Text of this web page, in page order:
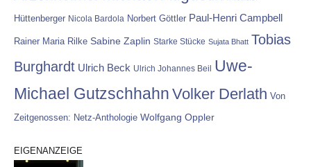
Hüttenberger Nicola Bardola Norbert Göttler Paul-Henri Campbell
Rainer Maria Rilke Sabine Zaplin Starke Stücke Sujata Bhatt Tobias
Burghardt Ulrich Beck Ulrich Johannes Beil
Uwe-
Michael Gutzschhahn Volker Derlath Von
Zeitgenossen: Netz-Anthologie Wolfgang Oppler
EIGENANZEIGE